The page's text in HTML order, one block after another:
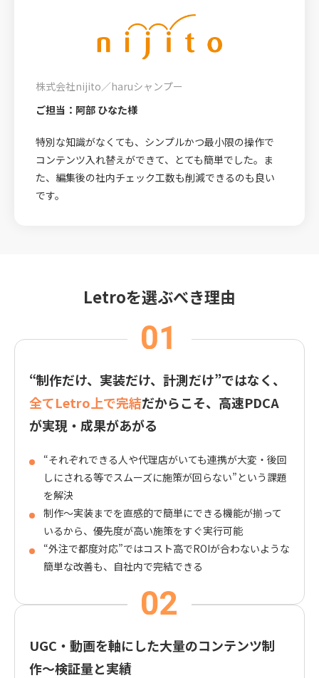
株式会社nijito／haruシャンプー
ご担当：阿部 ひなた様
特別な知識がなくても、シンプルかつ最小限の操作で
コンテンツ入れ替えができて、とても簡単でした。ま
た、編集後の社内チェック工数も削減できるのも良い
です。
Letroを選ぶべき理由
“制作だけ、実装だけ、計測だけ”ではなく、
全てLetro上で完結だからこそ、高速PDCA
が実現・成果があがる
“それぞれできる人や代理店がいても連携が大変・後回
しにされる等でスムーズに施策が回らない”という課題
を解決
制作〜実装までを直感的で簡単にできる機能が揃って
いるから、優先度が高い施策をすぐ実行可能
“外注で都度対応”ではコスト高でROIが合わないような
簡単な改善も、自社内で完結できる
UGC・動画を軸にした大量のコンテンツ制
作〜検証量と実績